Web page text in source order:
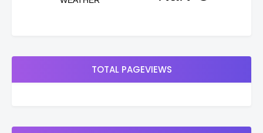
TOTAL PAGEVIEWS